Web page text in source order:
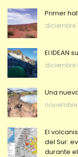
Primer
diciembre
El IDEAN
diciembre
Una
noviembre
El
del Sur:
durante